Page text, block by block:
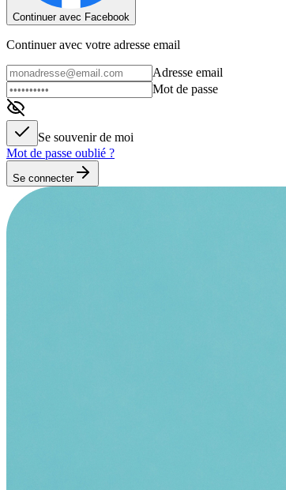
Continuer avec Facebook
Continuer avec votre adresse email
Adresse email
Mot de passe
Se souvenir de moi
Mot de passe oublié ?
Se connecter